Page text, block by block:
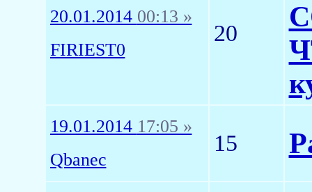
20.01.2014 00:13 »
FIRIEST0
20
19.01.2014 17:05 »
Qbanec
15